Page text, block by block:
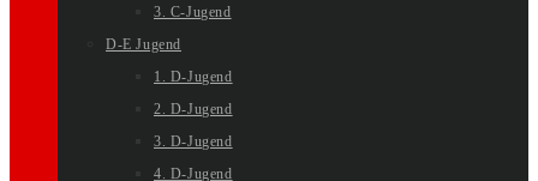
3. C-Jugend
D-E Jugend
1. D-Jugend
2. D-Jugend
3. D-Jugend
4. D-Jugend